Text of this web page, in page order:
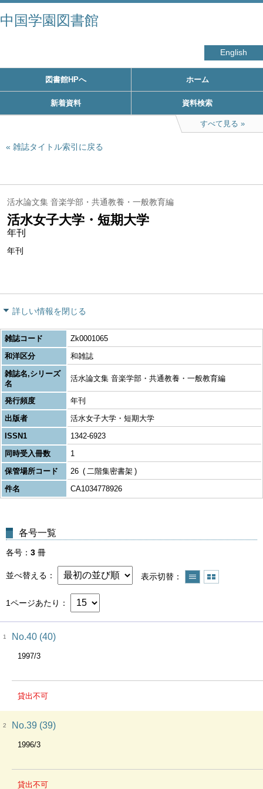
中国学園図書館
English
図書館HPへ ホーム
新着資料 資料検索
すべて見る
雑誌タイトル索引に戻る
活水論文集 音楽学部・共通教養・一般教育編
活水女子大学・短期大学
年刊
年刊
詳しい情報を閉じる
雑誌コード
Zk0001065
和洋区分
和雑誌
雑誌名,シリーズ
名
活水論文集 音楽学部・共通教養・一般教育編
発行頻度
年刊
出版者
活水女子大学・短期大学
ISSN1
1342-6923
同時受入冊数
1
保管場所コード
26
二階集密書架
件名
CA1034778926
各号一覧
各号 3 冊
並べ替える 表示切替
1ページあたり
1 No.40 (40)
1997/3
貸出不可
2 No.39 (39)
1996/3
貸出不可